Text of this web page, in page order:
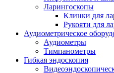
Ларингоскопы
Клинки для
Рукояти для
Аудиометрическое
Аудиометры
Тимпанометры
Гибкая эндоскопия